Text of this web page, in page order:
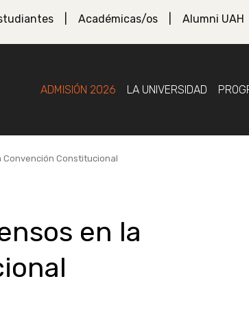
Académicas/os Alumni UAH
ADMISIÓN 2026 LA UNIVERSIDAD
Convención Constitucional
en la